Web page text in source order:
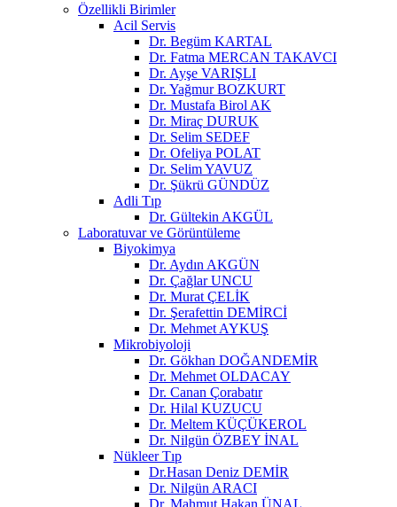
Özellikli Birimler
Acil Servis
Dr. Begüm KARTAL
Dr. Fatma MERCAN TAKAVCI
Dr. Ayşe VARIŞLI
Dr. Yağmur BOZKURT
Dr. Mustafa Birol AK
Dr. Miraç DURUK
Dr. Selim SEDEF
Dr. Ofeliya POLAT
Dr. Selim YAVUZ
Dr. Şükrü GÜNDÜZ
Adli Tıp
Dr. Gültekin AKGÜL
Laboratuvar ve Görüntüleme
Biyokimya
Dr. Aydın AKGÜN
Dr. Çağlar UNCU
Dr. Murat ÇELİK
Dr. Şerafettin DEMİRCİ
Dr. Mehmet AYKUŞ
Mikrobiyoloji
Dr. Gökhan DOĞANDEMİR
Dr. Mehmet OLDACAY
Dr. Canan Çorabatır
Dr. Hilal KUZUCU
Dr. Meltem KÜÇÜKEROL
Dr. Nilgün ÖZBEY İNAL
Nükleer Tıp
Dr.Hasan Deniz DEMİR
Dr. Nilgün ARACI
Dr. Mahmut Hakan ÜNAL